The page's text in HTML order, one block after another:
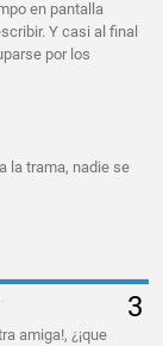
en pantalla
Y casi al final
por los
la trama, nadie se
amiga!, ¿¡que